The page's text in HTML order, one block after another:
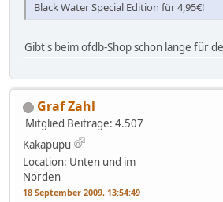
Black Water Special Edition für 4,95€!
Gibt's beim ofdb-Shop schon lange für
Graf Zahl
Mitglied Beiträge: 4.507
Kakapupu
Location: Unten und im
Norden
18 September 2009, 13:54:49